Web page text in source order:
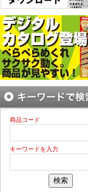
商品コード
キーワードを入力